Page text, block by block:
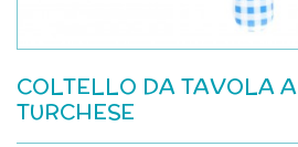
COLTELLO DA TAVOLA
TURCHESE